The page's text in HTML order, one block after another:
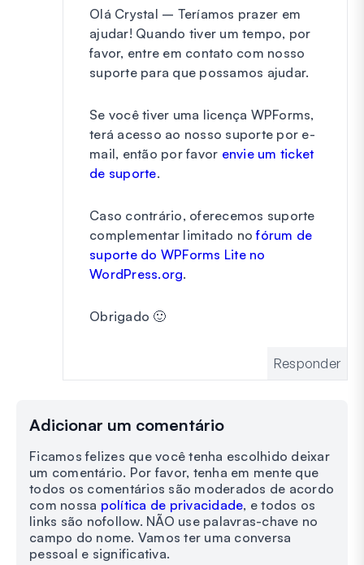
Olá Crystal – Teríamos prazer em
ajudar! Quando tiver um tempo, por
favor, entre em contato com nosso
suporte para que possamos ajudar.
Se você tiver uma licença WPForms,
terá acesso ao nosso suporte por e-
mail, então por favor envie um ticket
de suporte.
Caso contrário, oferecemos suporte
complementar limitado nofórum de
suporte do WPForms Lite no
WordPress.org.
Obrigado 🙂
Responder
Adicionar um comentário
Ficamos felizes que você tenha escolhido deixar
um comentário. Por favor, tenha em mente que
todos os comentários são moderados de acordo
com nossa política de privacidade, e todos os
links são nofollow. NÃO use palavras-chave no
campo do nome. Vamos ter uma conversa
pessoal e significativa.